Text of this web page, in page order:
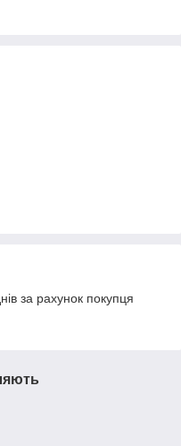
за рахунок покупця